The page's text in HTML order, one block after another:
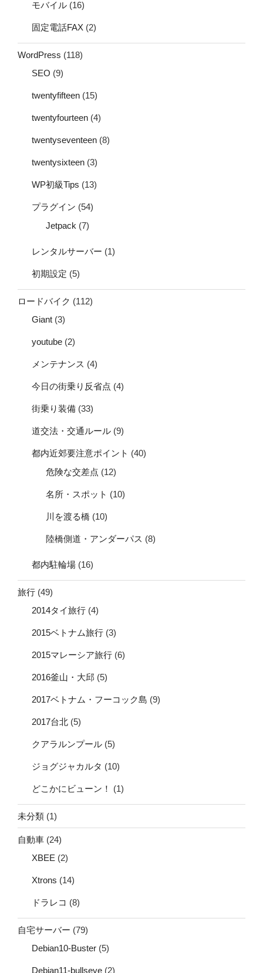
モバイル (16)
固定電話FAX (2)
WordPress (118)
SEO (9)
twentyfifteen (15)
twentyfourteen (4)
twentyseventeen (8)
twentysixteen (3)
WP初級Tips (13)
プラグイン (54)
Jetpack (7)
レンタルサーバー (1)
初期設定 (5)
ロードバイク (112)
Giant (3)
youtube (2)
メンテナンス (4)
今日の街乗り反省点 (4)
街乗り装備 (33)
道交法・交通ルール (9)
都内近郊要注意ポイント (40)
危険な交差点 (12)
名所・スポット (10)
川を渡る橋 (10)
陸橋側道・アンダーパス (8)
都内駐輪場 (16)
旅行 (49)
2014タイ旅行 (4)
2015ベトナム旅行 (3)
2015マレーシア旅行 (6)
2016釜山・大邱 (5)
2017ベトナム・フーコック島 (9)
2017台北 (5)
クアラルンプール (5)
ジョグジャカルタ (10)
どこかにビューン！ (1)
未分類 (1)
自動車 (24)
XBEE (2)
Xtrons (14)
ドラレコ (8)
自宅サーバー (79)
Debian10-Buster (5)
Debian11-bullseye (2)